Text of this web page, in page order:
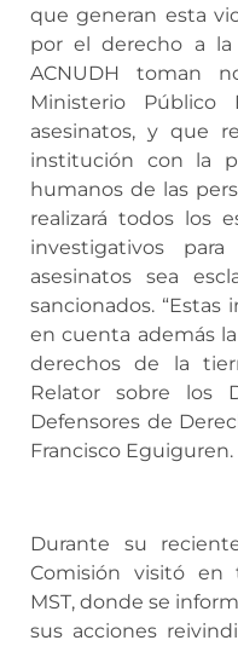
que generan esta
por el derecho a la
ACNUDH toman
Ministerio Público
asesinatos, y que
institución con la
humanos de las
realizará todos los
investigativos
asesinatos sea
sancionados.
en cuenta además
derechos de la
Relator sobre los
Defensores de
Francisco Eguiguren.
Durante su
Comisión visitó en
MST, donde se
sus acciones